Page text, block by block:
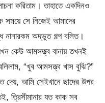
করিতাম। তাহাতে একদিনও
সময়ে সে নিজেই আমাদের
নানারকম অদ্ভুত গল্প বলিত।
কেউ আমসত্ত্ব বানায় তখনই
“খুব আমসত্ত্ব খাস বুঝি?”
আমি সেইখানে ছাদের উপর
ত্রিসীমানার যত কাক সব